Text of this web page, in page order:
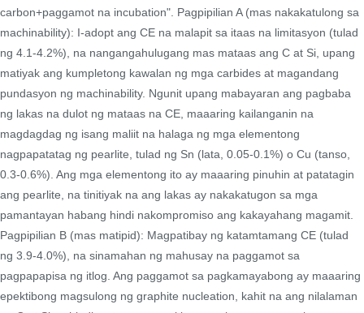
carbon+paggamot na incubation". Pagpipilian A (mas nakakatulong sa
machinability): I-adopt ang CE na malapit sa itaas na limitasyon (tulad
ng 4.1-4.2%), na nangangahulugang mas mataas ang C at Si, upang
matiyak ang kumpletong kawalan ng mga carbides at magandang
pundasyon ng machinability. Ngunit upang mabayaran ang pagbaba
ng lakas na dulot ng mataas na CE, maaaring kailanganin na
magdagdag ng isang maliit na halaga ng mga elementong
nagpapatatag ng pearlite, tulad ng Sn (lata, 0.05-0.1%) o Cu (tanso,
0.3-0.6%). Ang mga elementong ito ay maaaring pinuhin at patatagin
ang pearlite, na tinitiyak na ang lakas ay nakakatugon sa mga
pamantayan habang hindi nakompromiso ang kakayahang magamit.
Pagpipilian B (mas matipid): Magpatibay ng katamtamang CE (tulad
ng 3.9-4.0%), na sinamahan ng mahusay na paggamot sa
pagpapapisa ng itlog. Ang paggamot sa pagkamayabong ay maaaring
epektibong magsulong ng graphite nucleation, kahit na ang nilalaman